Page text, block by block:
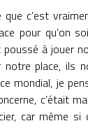
que c’est
pour qu’on
à jouer
place, ils
mondial, je
c’était
car même si